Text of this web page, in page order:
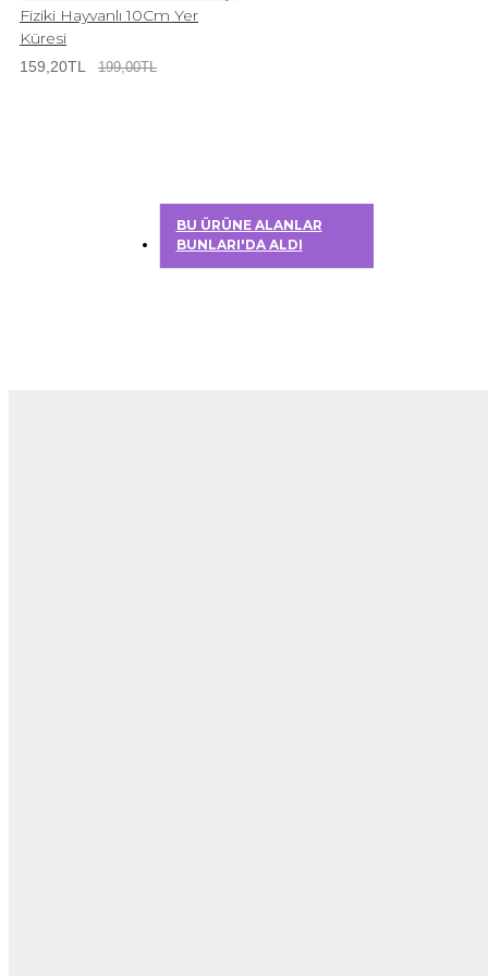
Fiziki Hayvanlı 10Cm Yer
Küresi
159,20TL 199,00TL
BU ÜRÜNE ALANLAR
BUNLARI'DA ALDI